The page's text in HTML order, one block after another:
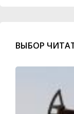
ВЫБОР